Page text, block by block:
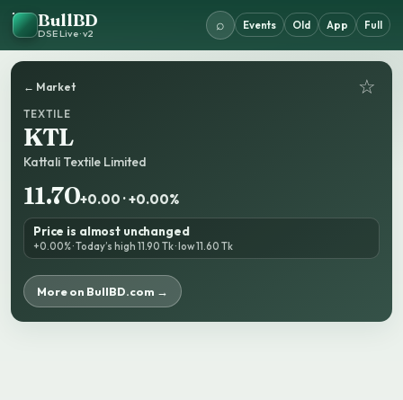
BullBD
DSE Live · v2
⌕ Events Old App Full
← Market ☆
TEXTILE
KTL
Kattali Textile Limited
11.70+0.00 · +0.00%
Price is almost unchanged
+0.00% · Today’s high 11.90 Tk · low 11.60 Tk
More on BullBD.com →